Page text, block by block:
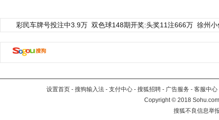
彩民车牌号投注中3.9万 双色球148期开奖:头奖11注666万 徐州
设置首页 - 搜狗输入法 - 支付中心 - 搜狐招聘 - 广告服务 - 客服中心
Copyright©2018
搜狐不良信息举